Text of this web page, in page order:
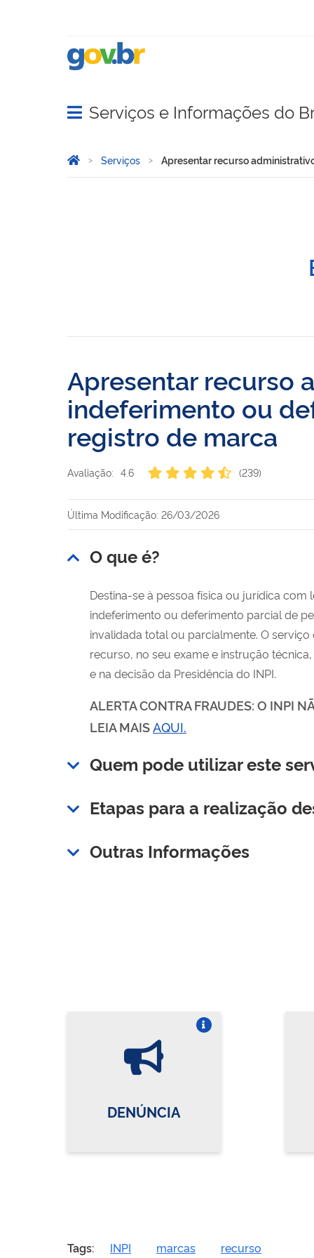
Abrir menu principal de navegação
Serviços e Informações do
Você está aqui:
Página Inicial
Serviços Apresentar recurso
Apresentar recurso
indeferimento ou
registro de marca
Avaliação: 4.6 (239)
Última Modificação: 26/03/2026
O que é?
Destina-se à pessoa física ou jurídica
indeferimento ou deferimento parcial de
invalidada total ou parcialmente. O
recurso, no seu exame e instrução
e na decisão da Presidência do INPI.
ALERTA CONTRA FRAUDES: O INPI
LEIA MAISAQUI.
Quem pode utilizar este
Etapas para a realização
Outras Informações
DENÚNCIA
Tags: INPI marcas recurso